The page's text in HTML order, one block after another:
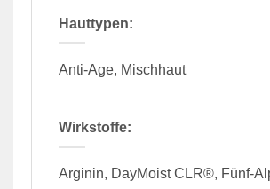
Hauttypen:
Anti-Age, Mischhaut
Wirkstoffe:
Arginin, DayMoist CLR®, Fünf-